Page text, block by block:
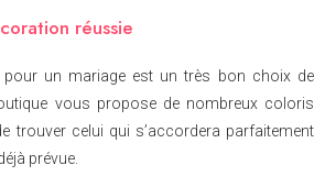
réussie
pour un mariage est un très bon choix de
vous propose de nombreux coloris
trouver celui qui s’accordera parfaitement
prévue.